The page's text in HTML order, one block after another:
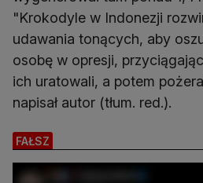
"Krokodyle w Indonezji
udawania tonących, aby
osobę w opresji,
ich uratowali, a potem
napisał autor (tłum. red.).
FAŁSZ